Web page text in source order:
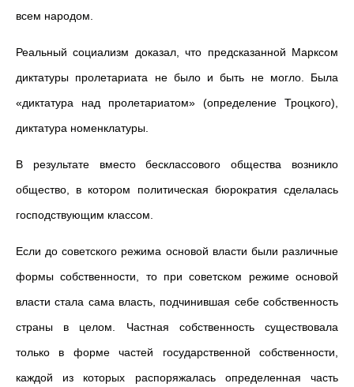
всем народом.
Реальный социализм доказал, что предсказанной Марксом
диктатуры пролетариата не было и быть не могло. Была
«диктатура над пролетариатом» (определение Троцкого),
диктатура номенклатуры.
В результате вместо бесклассового общества возникло
общество, в котором политическая бюрократия сделалась
господствующим классом.
Если до советского режима основой власти были различные
формы собственности, то при советском режиме основой
власти стала сама власть, подчинившая себе собственность
страны в целом. Частная собственность существовала
только в форме частей государственной собственности,
каждой из которых распоряжалась определенная часть